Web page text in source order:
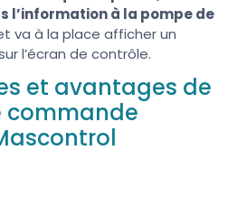
l’information à la pompe de
va à la place afficher un
l’écran de contrôle.
et avantages de
commande